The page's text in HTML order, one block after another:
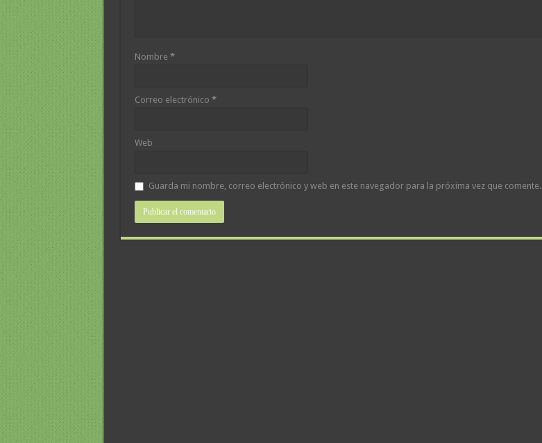
Nombre *
Correo electrónico *
Web
Guarda mi nombre, correo electrónico y web en este navegador para la próxima vez que comente.